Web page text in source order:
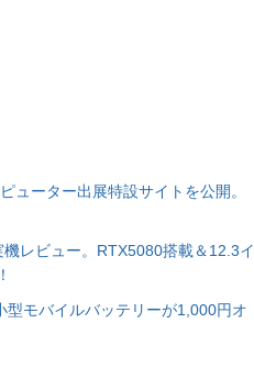
ューター出展特設サイトを公開。
レビュー。RTX5080搭載＆12.3イ
モバイルバッテリーが1,000円オ